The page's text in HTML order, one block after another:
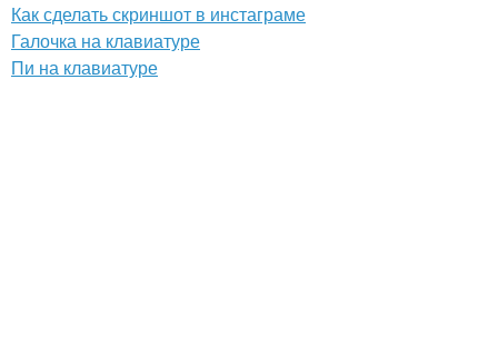
Как сделать скриншот в инстаграме
Галочка на клавиатуре
Пи на клавиатуре